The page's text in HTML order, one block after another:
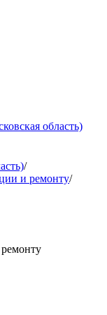
область)
/
и ремонту/